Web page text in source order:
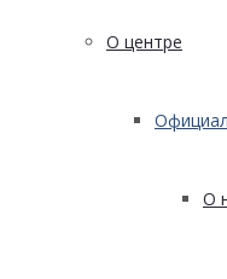
О центре
О